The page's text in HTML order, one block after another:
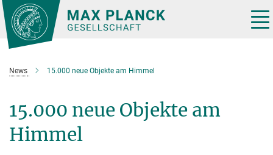
Hauptinhalt
News 15.000 neue Objekte am Himmel
15.000 neue Objekte am
Himmel